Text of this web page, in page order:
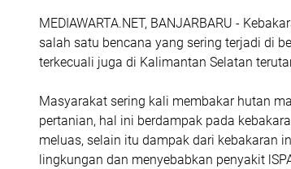
MEDIAWARTA.NET, BANJARBARU -
salah satu bencana yang sering terjadi di
terkecuali juga di Kalimantan Selatan
Masyarakat sering kali membakar hutan
pertanian, hal ini berdampak pada
meluas, selain itu dampak dari kebakaran
lingkungan dan menyebabkan penyakit